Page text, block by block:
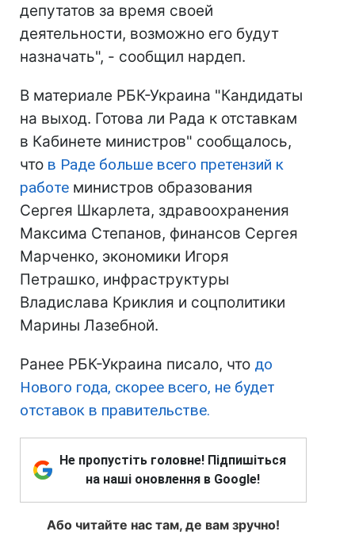
депутатов за время своей
деятельности, возможно его будут
назначать", - сообщил нардеп.
В материале РБК-Украина "Кандидаты
на выход. Готова ли Рада к отставкам
в Кабинете министров" сообщалось,
что в Раде больше всего претензий к
работе министров образования
Сергея Шкарлета, здравоохранения
Максима Степанов, финансов Сергея
Марченко, экономики Игоря
Петрашко, инфраструктуры
Владислава Криклия и соцполитики
Марины Лазебной.
Ранее РБК-Украина писало, что до
Нового года, скорее всего, не будет
отставок в правительстве.
Не пропустіть головне! Підпишіться
на наші оновлення в Google!
Або читайте нас там, де вам зручно!